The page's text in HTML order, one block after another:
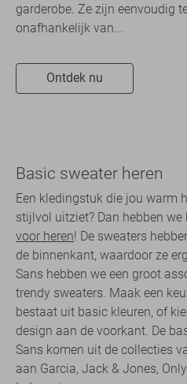
garderobe. Ze zijn eenvoudig
onafhankelijk van...
Ontdek nu
Basic sweater heren
Een kledingstuk die jou warm
stijlvol uitziet? Dan hebben we
voor heren! De sweaters
de binnenkant, waardoor ze
Sans hebben we een groot
trendy sweaters. Maak een
bestaat uit basic kleuren, of
design aan de voorkant. De
Sans komen uit de collecties
aan Garcia, Jack & Jones,